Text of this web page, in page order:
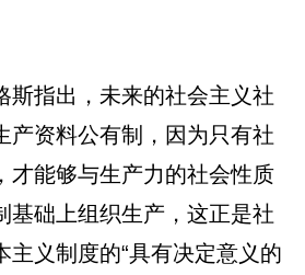
斯指出，未来的社会主义社
产资料公有制，因为只有社
才能够与生产力的社会性质
基础上组织生产，这正是社
主义制度的“具有决定意义的